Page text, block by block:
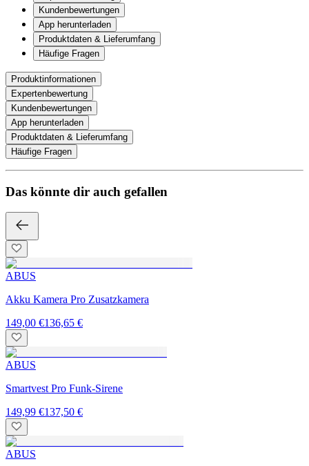
Kundenbewertungen
App herunterladen
Produktdaten & Lieferumfang
Häufige Fragen
Produktinformationen
Expertenbewertung
Kundenbewertungen
App herunterladen
Produktdaten & Lieferumfang
Häufige Fragen
Das könnte dir auch gefallen
ABUS
Akku Kamera Pro Zusatzkamera
149,00 €136,65 €
ABUS
Smartvest Pro Funk-Sirene
149,99 €137,50 €
ABUS